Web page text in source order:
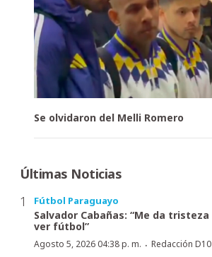
Se olvidaron del Melli Romero
Últimas Noticias
Fútbol Paraguayo
Salvador Cabañas: “Me da tristeza
ver fútbol”
Agosto 5, 2026 04:38 p. m. · Redacción D10